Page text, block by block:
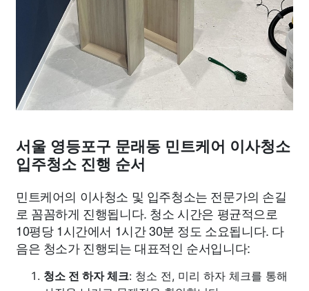
서울 영등포구 문래동 민트케어 이사청소
입주청소 진행 순서
민트케어의 이사청소 및 입주청소는 전문가의 손길
로 꼼꼼하게 진행됩니다. 청소 시간은 평균적으로
10평당 1시간에서 1시간 30분 정도 소요됩니다. 다
음은 청소가 진행되는 대표적인 순서입니다:
청소 전 하자 체크: 청소 전, 미리 하자 체크를 통해